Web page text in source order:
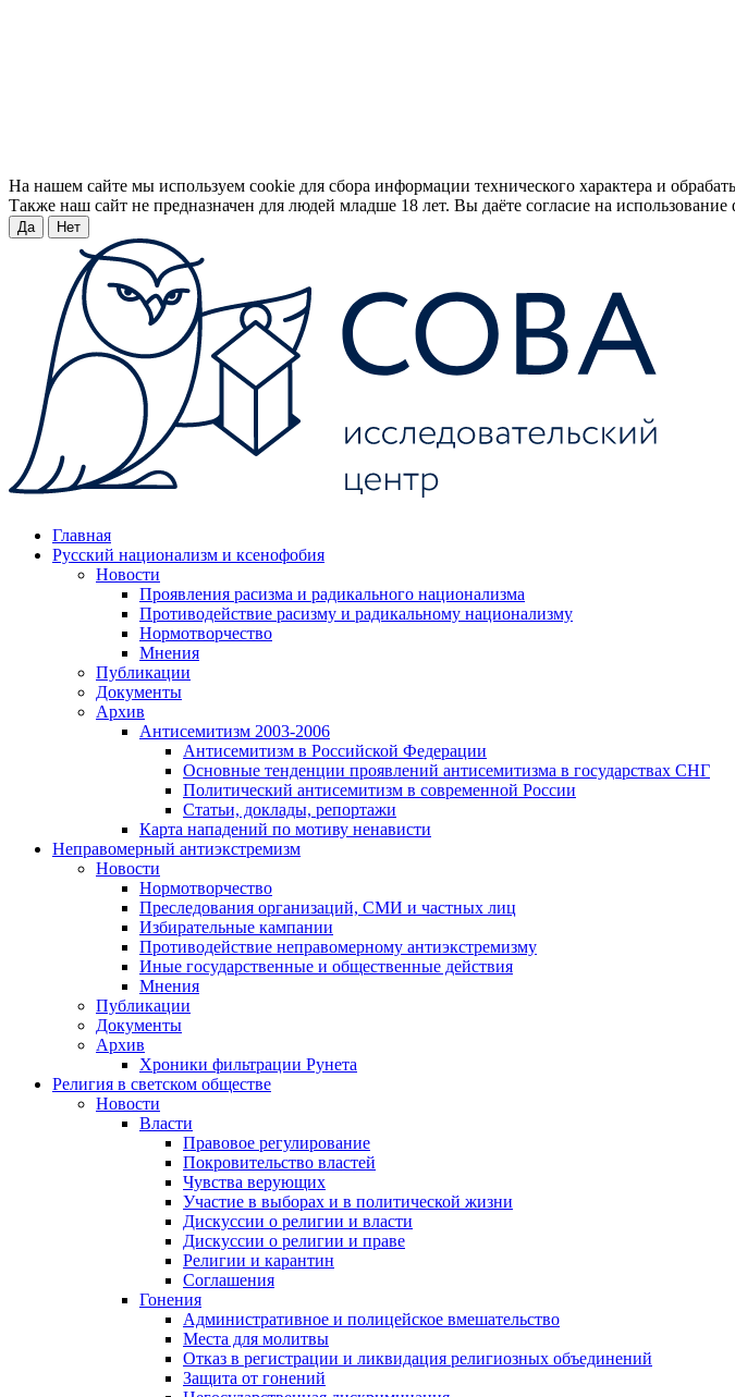
На нашем сайте мы используем cookie для сбора информации технического характера и
Также наш сайт не предназначен для людей младше 18 лет. Вы даёте согласие на
Да Нет
Главная
Русский национализм и ксенофобия
Новости
Проявления расизма и радикального национализма
Противодействие расизму и радикальному национализму
Нормотворчество
Мнения
Публикации
Документы
Архив
Антисемитизм 2003-2006
Антисемитизм в Российской Федерации
Основные тенденции проявлений антисемитизма в государствах СНГ
Политический антисемитизм в современной России
Статьи, доклады, репортажи
Карта нападений по мотиву ненависти
Неправомерный антиэкстремизм
Новости
Нормотворчество
Преследования организаций, СМИ и частных лиц
Избирательные кампании
Противодействие неправомерному антиэкстремизму
Иные государственные и общественные действия
Мнения
Публикации
Документы
Архив
Хроники фильтрации Рунета
Религия в светском обществе
Новости
Власти
Правовое регулирование
Покровительство властей
Чувства верующих
Участие в выборах и в политической жизни
Дискуссии о религии и власти
Дискуссии о религии и праве
Религии и карантин
Соглашения
Гонения
Административное и полицейское вмешательство
Места для молитвы
Отказ в регистрации и ликвидация религиозных объединений
Защита от гонений